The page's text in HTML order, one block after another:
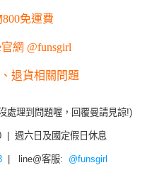
免運費
網 @funsgirl
退貨相關問題
處理到問題喔，回覆曼請見諒!)
| 週六日及國定假日休息
| line@客服: @funsgirl